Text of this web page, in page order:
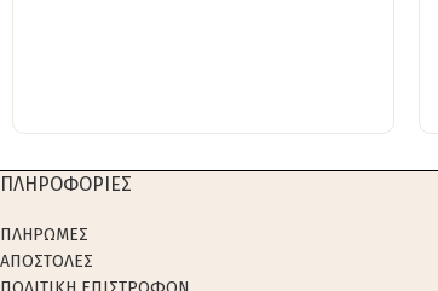
ΠΛΗΡΟΦΟΡΙΕΣ
ΠΛΗΡΩΜΕΣ
ΑΠΟΣΤΟΛΕΣ